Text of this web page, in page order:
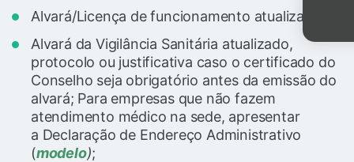
Alvará/Licença de funcionamento atualizado;
Alvará da Vigilância Sanitária atualizado,
protocolo ou justificativa caso o certificado do
Conselho seja obrigatório antes da emissão do
alvará; Para empresas que não fazem
atendimento médico na sede, apresentar
a Declaração de Endereço Administrativo
(modelo);